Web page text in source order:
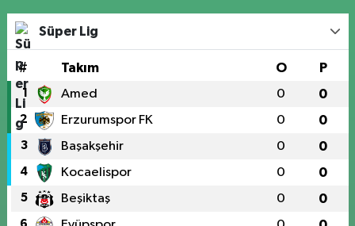
Süper Lig
# Takım O P
1 Amed 0 0
2 Erzurumspor FK 0 0
3 Başakşehir 0 0
4 Kocaelispor 0 0
5 Beşiktaş 0 0